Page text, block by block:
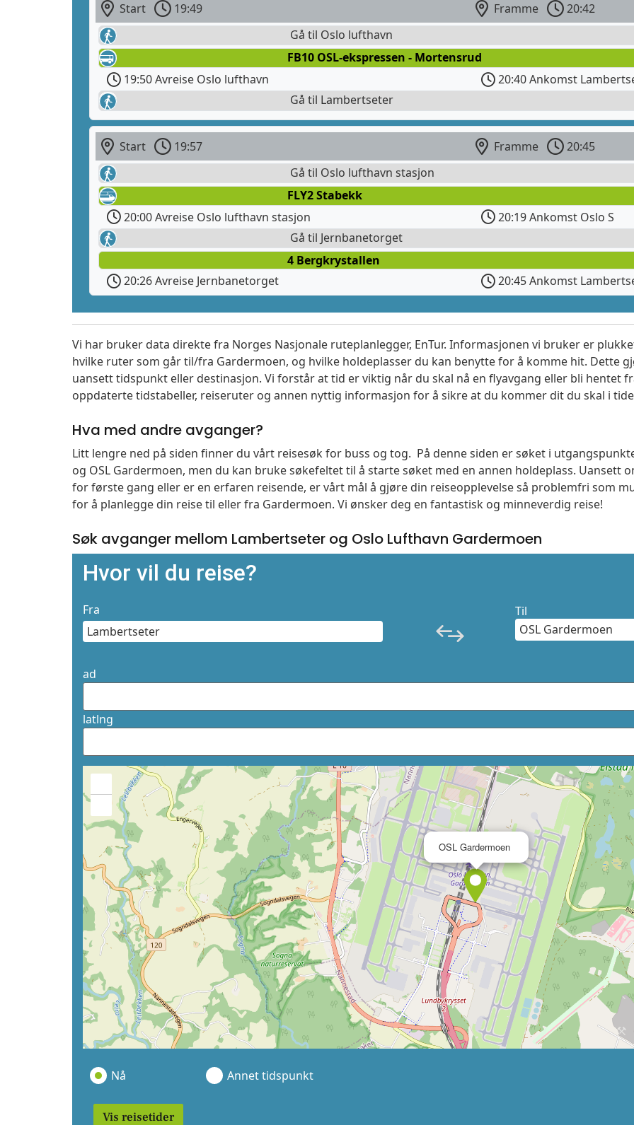
Start 19:49 Framme
20:42
Gå til Oslo lufthavn
FB10 OSL-ekspressen - Mortensrud
19:50 Avreise Oslo lufthavn
20:40 Ankomst
Gå til Lambertseter
Start 19:57 Framme
20:45
Gå til Oslo lufthavn stasjon
FLY2 Stabekk
20:00 Avreise Oslo lufthavn stasjon
20:19 Ankomst Oslo S
Gå til Jernbanetorget
4 Bergkrystallen
20:26 Avreise Jernbanetorget
20:45 Ankomst
Vi har bruker data direkte fra Norges Nasjonale ruteplanlegger, EnTur. Informasjonen vi bruker er
hvilke ruter som går til/fra Gardermoen, og hvilke holdeplasser du kan benytte for å komme hit. Dette
uansett tidspunkt eller destinasjon. Vi forstår at tid er viktig når du skal nå en flyavgang eller bli hentet
oppdaterte tidstabeller, reiseruter og annen nyttig informasjon for å sikre at du kommer dit du skal i
Hva med andre avganger?
Litt lengre ned på siden finner du vårt reisesøk for buss og tog. På denne siden er søket i
og OSL Gardermoen, men du kan bruke søkefeltet til å starte søket med en annen holdeplass. Uansett
for første gang eller er en erfaren reisende, er vårt mål å gjøre din reiseopplevelse så problemfri som
for å planlegge din reise til eller fra Gardermoen. Vi ønsker deg en fantastisk og minneverdig reise!
Søk avganger mellom Lambertseter og Oslo Lufthavn Gardermoen
Hvor vil du reise?
Fra Til
ad
latlng
OSL Gardermoen
Nå Annet tidspunkt
Vis reisetider